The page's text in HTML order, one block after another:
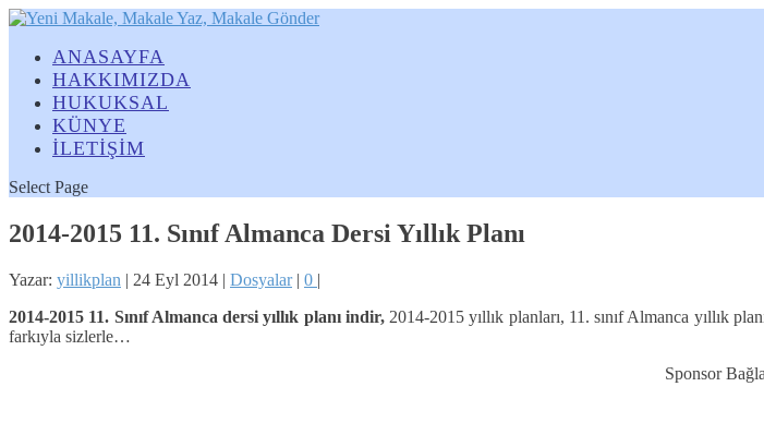
ANASAYFA
HAKKIMIZDA
HUKUKSAL
KÜNYE
İLETİŞİM
Select Page
2014-2015 11. Sınıf Almanca Dersi Yıllık Planı
Yazar: yillikplan | 24 Eyl 2014 | Dosyalar| 0 |
2014-2015 11. SınıfAlmanca dersi yıllık planı indir,2014-2015 yıllık planları, 11. sınıf Almanca yıllık
farkıyla sizlerle…
Sponsor